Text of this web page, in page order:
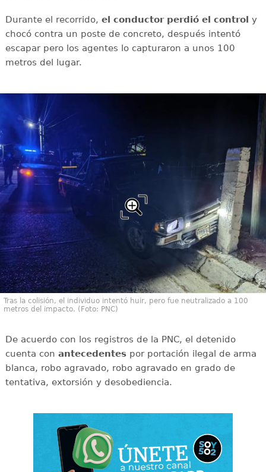
Durante el recorrido, el conductor perdió el control y
chocó contra un poste de concreto, después intentó
escapar pero los agentes lo capturaron a unos 100
metros del lugar.
Tras la colisión, el individuo intentó huir, pero fue neutralizado a 100
metros del impacto. (Foto: PNC)
De acuerdo con los registros de la PNC, el detenido
cuenta con antecedentespor portación ilegal de arma
blanca, robo agravado, robo agravado en grado de
tentativa, extorsión y desobediencia.